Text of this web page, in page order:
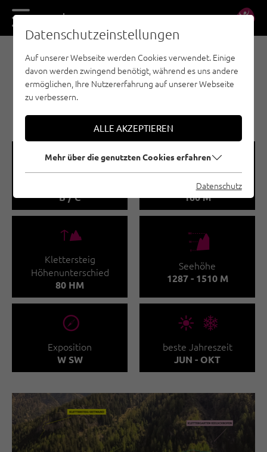
DE EN
KLETTERSTEIGE - NAUDERS - TIROLER OBERLAND
- KAUNERTAL
KLETTERSTEIG
KEILSCHROFEN - NEU
🞽
B / C
🔹
Klettersteiglänge
160 M
🜏
Klettersteig
Höhenunterschied
80 HM
🞱
Seehöhe
1287 - 1510 M
🞂
Exposition
W SW
🞀🖈
beste Jahreszeit
JUN - OKT
Datenschutzeinstellungen
Auf unserer Webseite werden Cookies verwendet. Einige
davon werden zwingend benötigt, während es uns andere
ermöglichen, Ihre Nutzererfahrung auf unserer Webseite
zu verbessern.
ALLE AKZEPTIEREN
Mehr über die genutzten Cookies erfahren
Datenschutz